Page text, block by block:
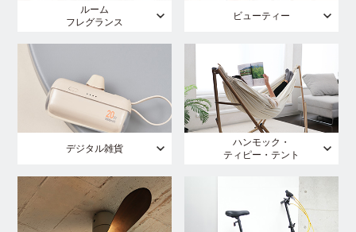
ルーム
フレグランス
ビューティー
デジタル雑貨
ハンモック・
ティピー・テント